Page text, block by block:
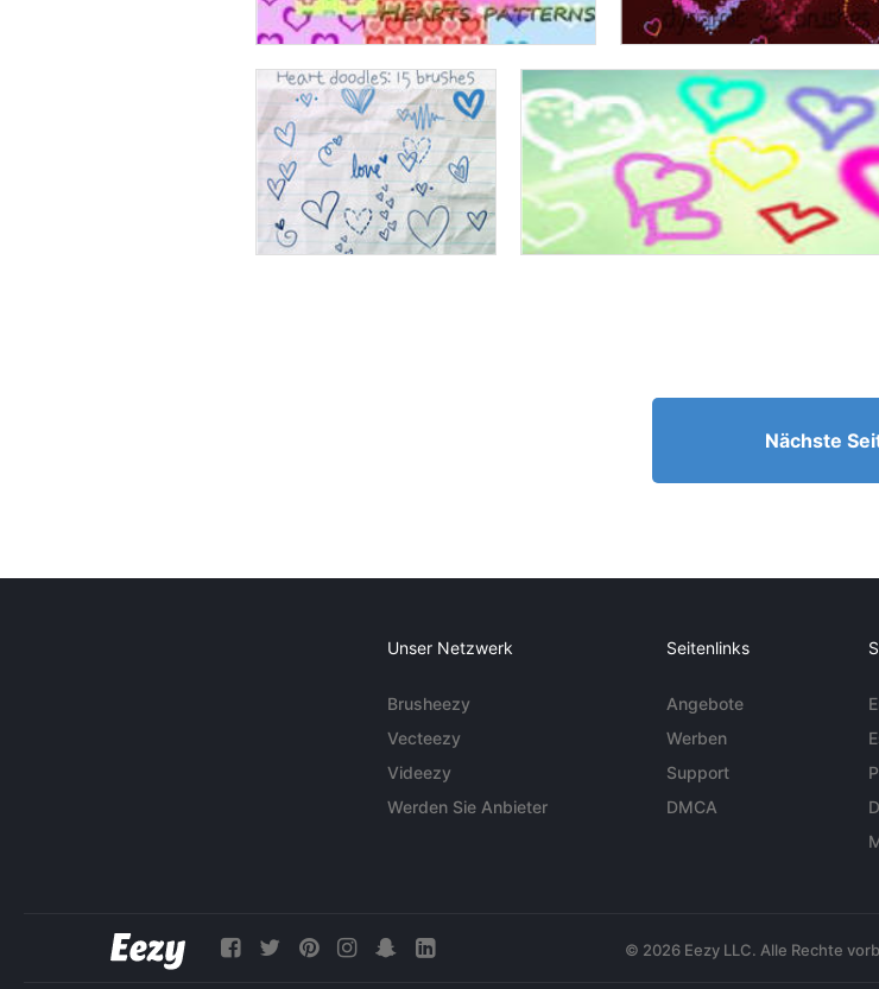
Nächste
Unser Netzwerk
Brusheezy
Vecteezy
Videezy
Werden Sie Anbieter
Seitenlinks
Angebote
Werben
Support
DMCA
© 2026 Eezy LLC. Alle Rechte